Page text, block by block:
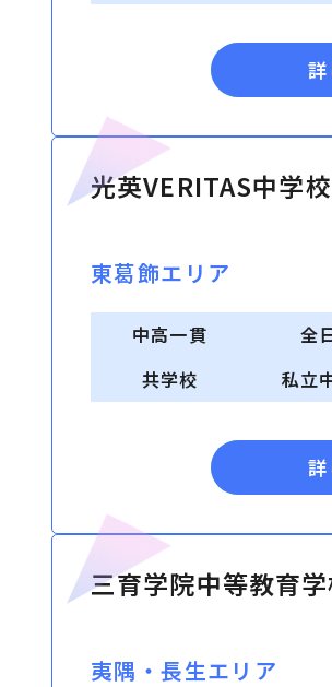
光英VERITAS中学校
東葛飾エリア
中高一貫
全
共学校
私立
三育学院中等教育
夷隅・⻑⽣エリア